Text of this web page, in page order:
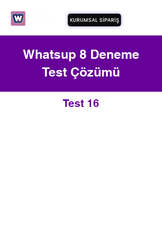
KURUMSAL SİPARİŞ
Whatsup 8 Deneme
Test Çözümü
Test 16